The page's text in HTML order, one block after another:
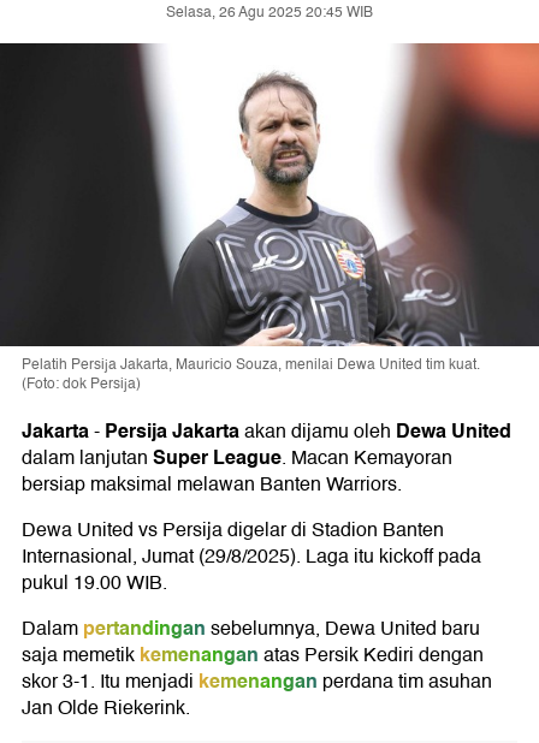
Selasa, 26 Agu 2025 20:45 WIB
Pelatih Persija Jakarta, Mauricio Souza, menilai Dewa United tim kuat.
(Foto: dok Persija)
Jakarta-Persija Jakartaakan dijamu oleh Dewa United
dalam lanjutanSuper League. Macan Kemayoran
bersiap maksimal melawan Banten Warriors.
Dewa United vs Persija digelar di Stadion Banten
Internasional, Jumat (29/8/2025). Laga itu kickoff pada
pukul 19.00 WIB.
Dalampertandingansebelumnya, Dewa United baru
saja memetikkemenanganatas Persik Kediri dengan
skor 3-1. Itu menjadi kemenangan perdana tim asuhan
Jan Olde Riekerink.